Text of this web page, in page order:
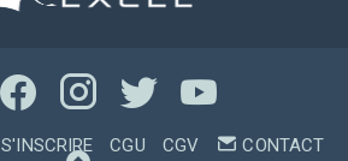
S'INSCRIRE CGU CGV CONTACT